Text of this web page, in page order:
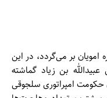
امویان بر می‌گردد، در این
در ارتش عبیدالله بن زیاد گماشته
حکومت امپراتوری سلجوقی